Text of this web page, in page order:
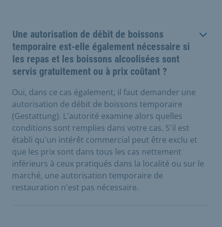
Une autorisation de débit de boissons
temporaire est-elle également nécessaire si
les repas et les boissons alcoolisées sont
servis gratuitement ou à prix coûtant ?
Oui, dans ce cas également, il faut demander une
autorisation de débit de boissons temporaire
(Gestattung). L'autorité examine alors quelles
conditions sont remplies dans votre cas. S'il est
établi qu'un intérêt commercial peut être exclu et
que les prix sont dans tous les cas nettement
inférieurs à ceux pratiqués dans la localité ou sur le
marché, une autorisation temporaire de
restauration n'est pas nécessaire.